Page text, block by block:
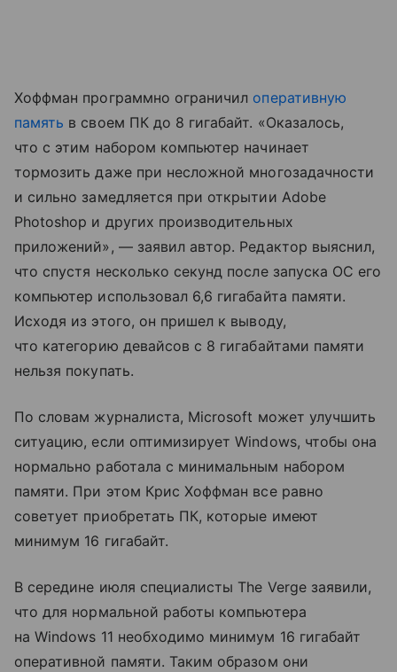
Хоффман программно ограничил оперативную
память в своем ПК до 8 гигабайт. «Оказалось,
что с этим набором компьютер начинает
тормозить даже при несложной многозадачности
и сильно замедляется при открытии Adobe
Photoshop и других производительных
приложений», — заявил автор. Редактор выяснил,
что спустя несколько секунд после запуска ОС его
компьютер использовал 6,6 гигабайта памяти.
Исходя из этого, он пришел к выводу,
что категорию девайсов с 8 гигабайтами памяти
нельзя покупать.
По словам журналиста, Microsoft может улучшить
ситуацию, если оптимизирует Windows, чтобы она
нормально работала с минимальным набором
памяти. При этом Крис Хоффман все равно
советует приобретать ПК, которые имеют
минимум 16 гигабайт.
В середине июля специалисты The Verge заявили,
что для нормальной работы компьютера
на Windows 11 необходимо минимум 16 гигабайт
оперативной памяти. Таким образом они